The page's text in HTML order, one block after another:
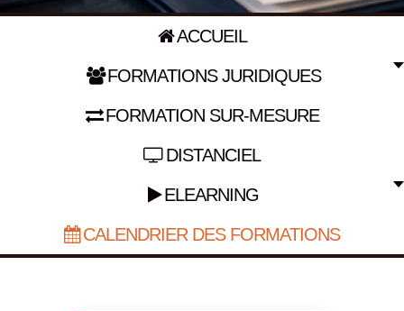
ACCUEIL
FORMATIONS JURIDIQUES
FORMATION SUR-MESURE
DISTANCIEL
ELEARNING
CALENDRIER DES FORMATIONS